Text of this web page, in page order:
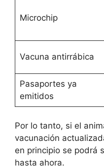
Microchip
Vacuna antirrábica
Pasaportes ya
emitidos
Por lo tanto, si el
vacunación
en principio se podrá
hasta ahora.